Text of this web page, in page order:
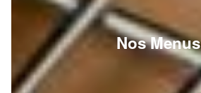
Nos Menus